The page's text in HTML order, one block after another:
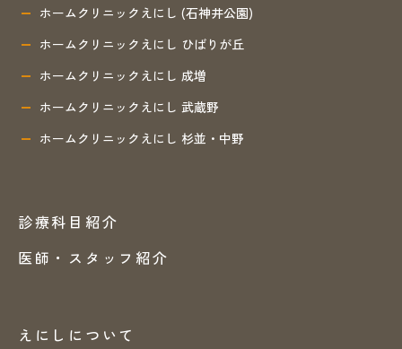
ホームクリニックえにし (石神井公園)
ホームクリニックえにし ひばりが丘
ホームクリニックえにし 成増
ホームクリニックえにし 武蔵野
ホームクリニックえにし 杉並・中野
診療科目紹介
医師・スタッフ紹介
えにしについて